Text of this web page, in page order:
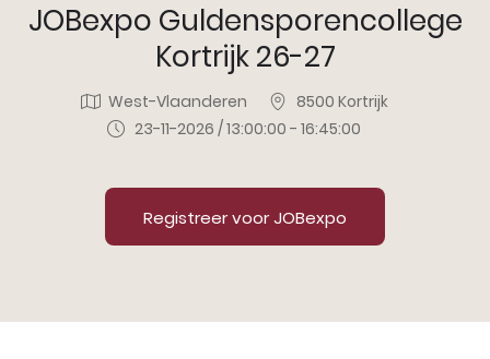
JOBexpo Guldensporencollege
Kortrijk 26-27
West-Vlaanderen
8500 Kortrijk
23-11-2026 / 13:00:00 - 16:45:00
Registreer voor JOBexpo